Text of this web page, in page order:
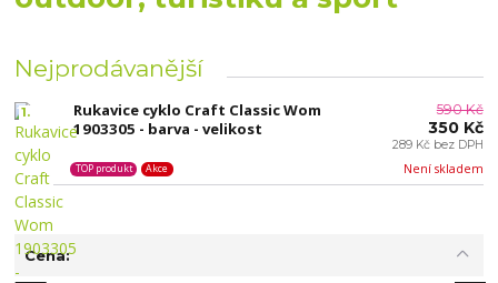
Nejprodávanější
1.
Rukavice cyklo Craft Classic Wom
1903305 - barva - velikost
Není skladem
TOP produkt Akce
590 Kč
350 Kč
289 Kč bez DPH
Cena: